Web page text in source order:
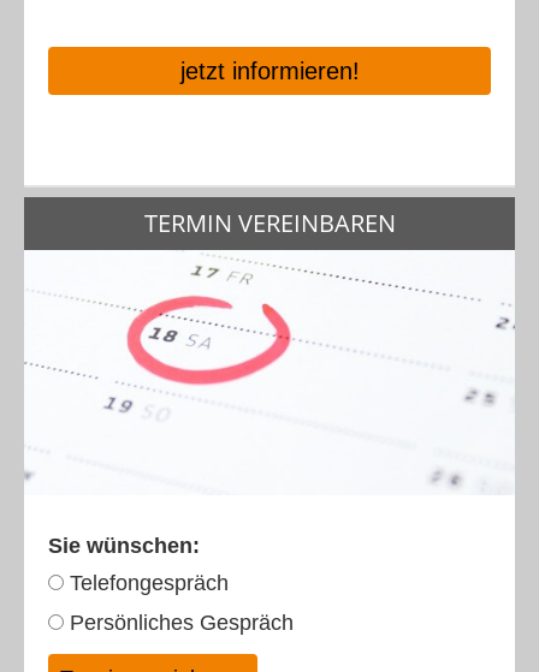
jetzt informieren!
TERMIN VEREINBAREN
Sie wünschen:
Telefongespräch
Persönliches Gespräch